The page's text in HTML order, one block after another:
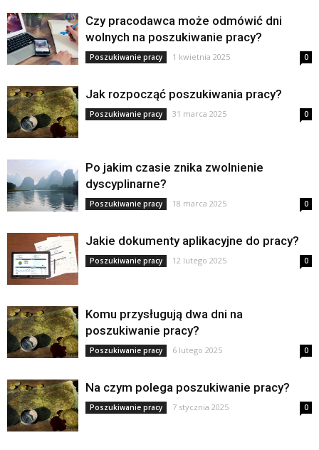
Czy pracodawca może odmówić dni
wolnych na poszukiwanie pracy?
Poszukiwanie pracy 1 kwietnia 2025 0
Jak rozpocząć poszukiwania pracy?
Poszukiwanie pracy 31 marca 2025 0
Po jakim czasie znika zwolnienie
dyscyplinarne?
Poszukiwanie pracy 18 marca 2025 0
Jakie dokumenty aplikacyjne do pracy?
Poszukiwanie pracy 12 lutego 2025 0
Komu przysługują dwa dni na
poszukiwanie pracy?
Poszukiwanie pracy 6 lutego 2025 0
Na czym polega poszukiwanie pracy?
Poszukiwanie pracy 7 stycznia 2025 0